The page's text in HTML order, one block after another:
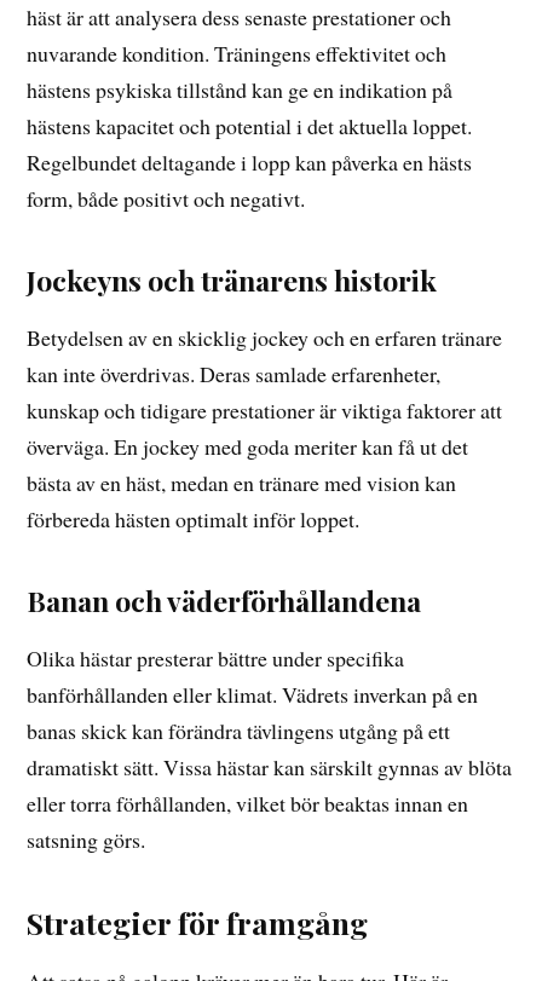
häst är att analysera dess senaste prestationer och
nuvarande kondition. Träningens effektivitet och
hästens psykiska tillstånd kan ge en indikation på
hästens kapacitet och potential i det aktuella loppet.
Regelbundet deltagande i lopp kan påverka en hästs
form, både positivt och negativt.
Jockeyns och tränarens historik
Betydelsen av en skicklig jockey och en erfaren tränare
kan inte överdrivas. Deras samlade erfarenheter,
kunskap och tidigare prestationer är viktiga faktorer att
överväga. En jockey med goda meriter kan få ut det
bästa av en häst, medan en tränare med vision kan
förbereda hästen optimalt inför loppet.
Banan och väderförhållandena
Olika hästar presterar bättre under specifika
banförhållanden eller klimat. Vädrets inverkan på en
banas skick kan förändra tävlingens utgång på ett
dramatiskt sätt. Vissa hästar kan särskilt gynnas av blöta
eller torra förhållanden, vilket bör beaktas innan en
satsning görs.
Strategier för framgång